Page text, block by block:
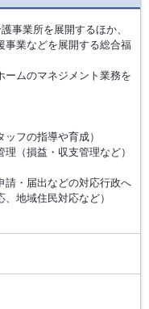
事業所を展開するほか、
事業などを展開する総合福
ームのマネジメント業務を
ッフの指導や育成）
理（損益・収支管理など）
請・届出などの対応行政へ
地域住民対応など）